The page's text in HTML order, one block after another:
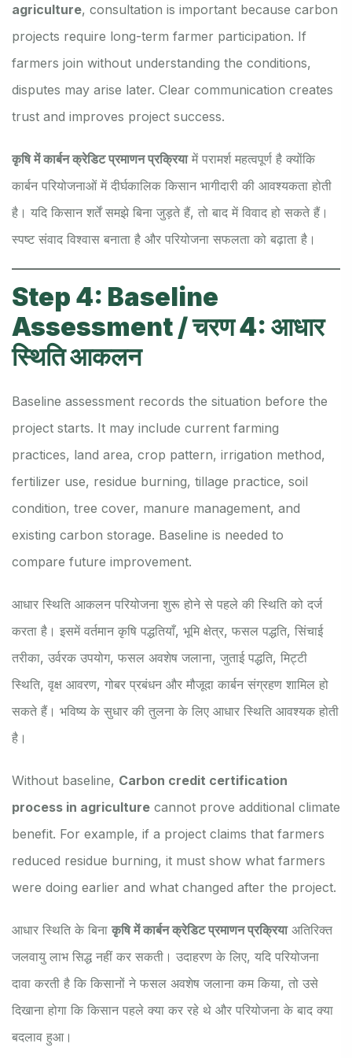
agriculture, consultation is important because carbon
projects require long-term farmer participation. If
farmers join without understanding the conditions,
disputes may arise later. Clear communication creates
trust and improves project success.
कृषि में कार्बन क्रेडिट प्रमाणन प्रक्रियामें परामर्श महत्वपूर्ण है क्योंकि
कार्बन परियोजनाओं में दीर्घकालिक किसान भागीदारी की आवश्यकता होती
है। यदि किसान शर्तें समझे बिना जुड़ते हैं, तो बाद में विवाद हो सकते हैं।
स्पष्ट संवाद विश्वास बनाता है और परियोजना सफलता को बढ़ाता है।
Step 4: Baseline
Assessment / चरण 4: आधार
स्थिति आकलन
Baseline assessment records the situation before the
project starts. It may include current farming
practices, land area, crop pattern, irrigation method,
fertilizer use, residue burning, tillage practice, soil
condition, tree cover, manure management, and
existing carbon storage. Baseline is needed to
compare future improvement.
आधार स्थिति आकलन परियोजना शुरू होने से पहले की स्थिति को दर्ज
करता है। इसमें वर्तमान कृषि पद्धतियाँ, भूमि क्षेत्र, फसल पद्धति, सिंचाई
तरीका, उर्वरक उपयोग, फसल अवशेष जलाना, जुताई पद्धति, मिट्टी
स्थिति, वृक्ष आवरण, गोबर प्रबंधन और मौजूदा कार्बन संग्रहण शामिल हो
सकते हैं। भविष्य के सुधार की तुलना के लिए आधार स्थिति आवश्यक होती
है।
Without baseline, Carbon credit certification
process in agriculture cannot prove additional climate
benefit. For example, if a project claims that farmers
reduced residue burning, it must show what farmers
were doing earlier and what changed after the project.
आधार स्थिति के बिना कृषि में कार्बन क्रेडिट प्रमाणन प्रक्रियाअतिरिक्त
जलवायु लाभ सिद्ध नहीं कर सकती। उदाहरण के लिए, यदि परियोजना
दावा करती है कि किसानों ने फसल अवशेष जलाना कम किया, तो उसे
दिखाना होगा कि किसान पहले क्या कर रहे थे और परियोजना के बाद क्या
बदलाव हुआ।